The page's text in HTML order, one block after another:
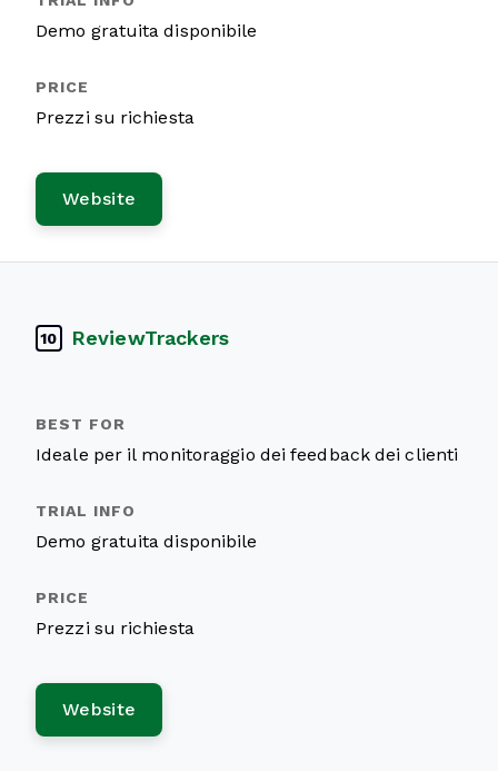
Demo gratuita disponibile
Prezzi su richiesta
Website
10 ReviewTrackers
Ideale per il monitoraggio dei feedback dei clienti
Demo gratuita disponibile
Prezzi su richiesta
Website